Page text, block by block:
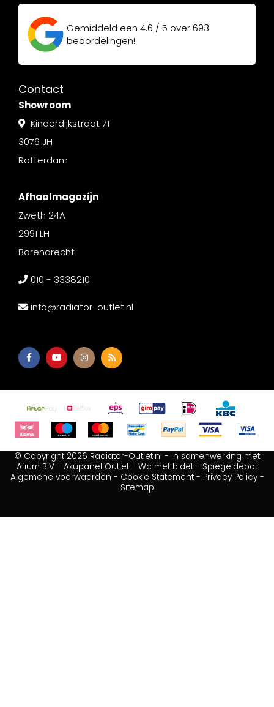
Gemiddeld een 4.6 / 5 over693
beoordelingen!
Contact
Showroom
Kinderdijkstraat 71
3076 JH
Rotterdam
Afhaalmagazijn
Zweth 24A
2991 LH
Barendrecht
010 - 3338210
info@radiator-outlet.nl
© Copyright 2026 Radiator-Outlet.nl - in samenwerking met
Afium B.V - Akupanel Outlet - Wc met bidet - Spiegeldepot
Algemene voorwaarden - Cookie Statement- Privacy Policy-
Sitemap